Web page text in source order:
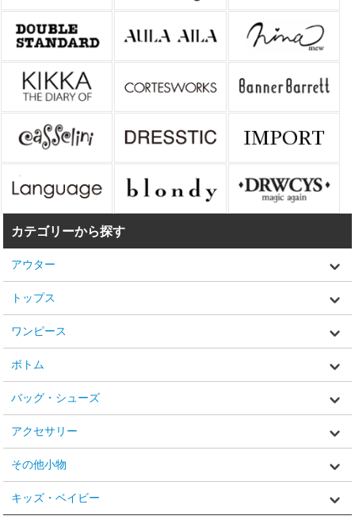
カテゴリーから探す
アウター
トップス
ワンピース
ボトム
バッグ・シューズ
アクセサリー
その他小物
キッズ・ベイビー